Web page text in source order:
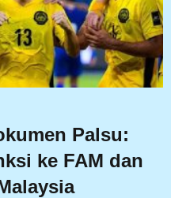
Palsu:
ke FAM dan